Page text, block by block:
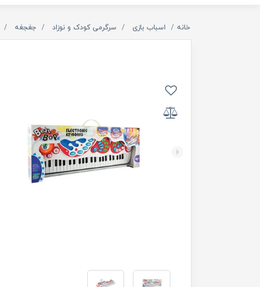
خانه اسباب بازی سرگرمی کودک و نوزاد جغجغه